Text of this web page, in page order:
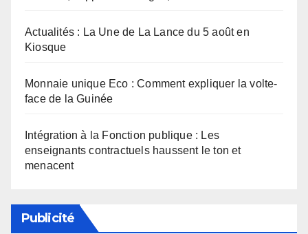
Actualités : La Une de La Lance du 5 août en
Kiosque
Monnaie unique Eco : Comment expliquer la volte-
face de la Guinée
Intégration à la Fonction publique : Les
enseignants contractuels haussent le ton et
menacent
Publicité